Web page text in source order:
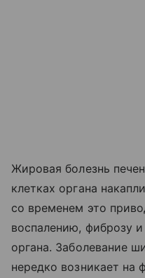
Жировая болезнь
клетках органа
со временем это
воспалению, фиброзу
органа. Заболевание
нередко возникает на